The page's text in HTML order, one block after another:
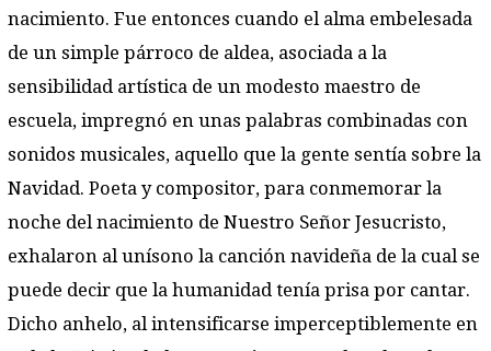
nacimiento. Fue entonces cuando el alma embelesada
de un simple párroco de aldea, asociada a la
sensibilidad artística de un modesto maestro de
escuela, impregnó en unas palabras combinadas con
sonidos musicales, aquello que la gente sentía sobre la
Navidad. Poeta y compositor, para conmemorar la
noche del nacimiento de Nuestro Señor Jesucristo,
exhalaron al unísono la canción navideña de la cual se
puede decir que la humanidad tenía prisa por cantar.
Dicho anhelo, al intensificarse imperceptiblemente en